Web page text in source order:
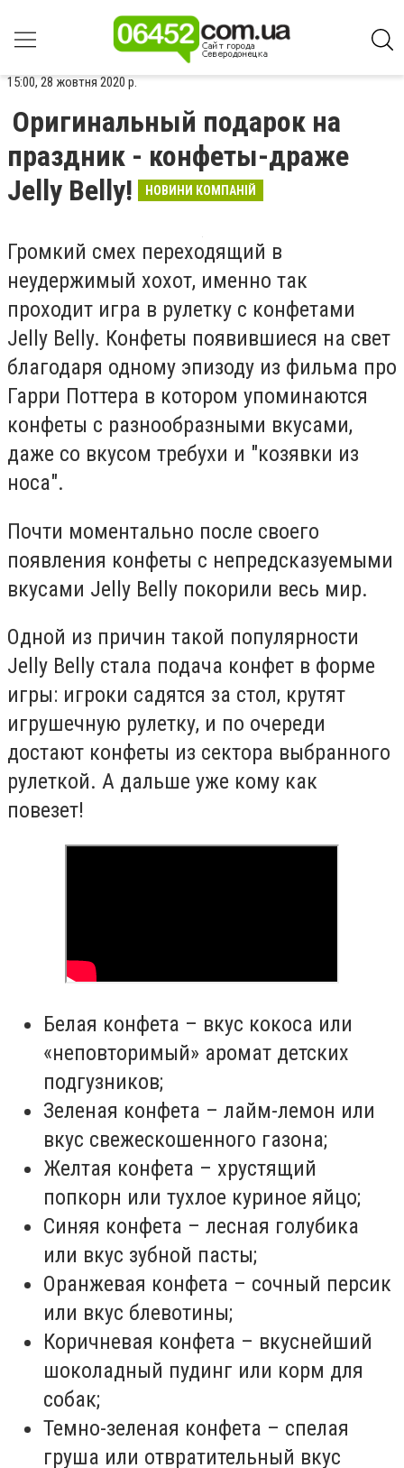
15:00, 28 жовтня 2020 р.
Оригинальный подарок на
праздник - конфеты-драже
Jelly Belly!
НОВИНИ КОМПАНІЙ
Громкий смех переходящий в
неудержимый хохот, именно так
проходит игра в рулетку с конфетами
Jelly Belly. Конфеты появившиеся на свет
благодаря одному эпизоду из фильма про
Гарри Поттера в котором упоминаются
конфеты с разнообразными вкусами,
даже со вкусом требухи и "козявки из
носа".
Почти моментально после своего
появления конфеты с непредсказуемыми
вкусами Jelly Belly покорили весь мир.
Одной из причин такой популярности
Jelly Belly стала подача конфет в форме
игры: игроки садятся за стол, крутят
игрушечную рулетку, и по очереди
достают конфеты из сектора выбранного
рулеткой. А дальше уже кому как
повезет!
Белая конфета – вкус кокоса или
«неповторимый» аромат детских
подгузников;
Зеленая конфета – лайм-лемон или
вкус свежескошенного газона;
Желтая конфета – хрустящий
попкорн или тухлое куриное яйцо;
Синяя конфета – лесная голубика
или вкус зубной пасты;
Оранжевая конфета – сочный персик
или вкус блевотины;
Коричневая конфета – вкуснейший
шоколадный пудинг или корм для
собак;
Темно-зеленая конфета – спелая
груша или отвратительный вкус